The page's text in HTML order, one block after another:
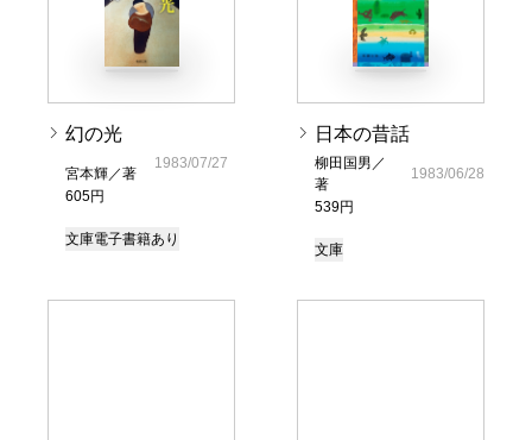
幻の光
宮本輝／著
605円
1983/07/27
文庫電子書籍あり
日本の昔話
柳田国男／
著
539円
1983/06/28
文庫